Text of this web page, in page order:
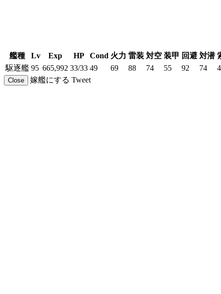
艦種 Lv Exp HP Cond 火力 雷装 対空 装甲 回避 対潜
駆逐艦 95 665,992 33/33 49 69 88 74 55 92 74
Close 嫁艦にする Tweet